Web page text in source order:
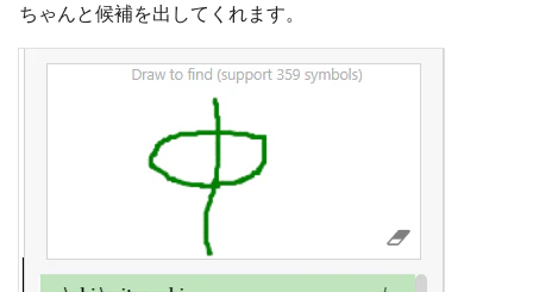
ちゃんと候補を出してくれます。